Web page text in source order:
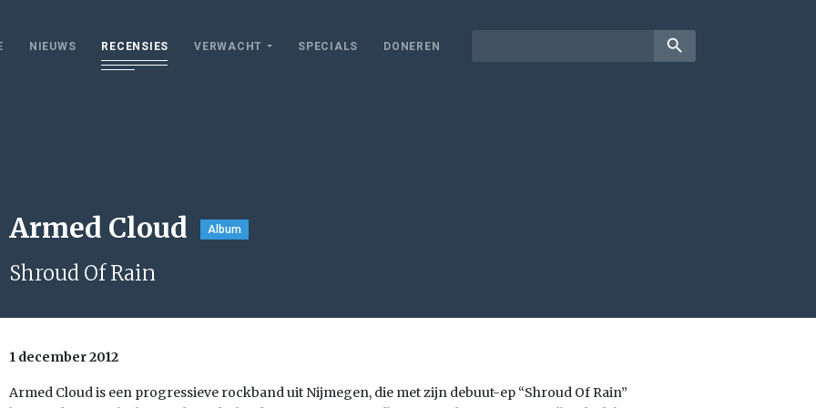
NIEUWS RECENSIES VERWACHT SPECIALS DONEREN search
Armed Cloud Album
Shroud Of Rain
1 december 2012
Armed Cloud is een progressieve rockband uit Nijmegen, die met zijn debuut-ep “Shroud Of Rain”